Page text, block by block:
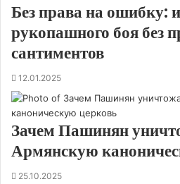
Без права на ошибку:
рукопашного боя без
сантиментов
12.01.2025
Зачем Пашинян
Армянскую
25.10.2025